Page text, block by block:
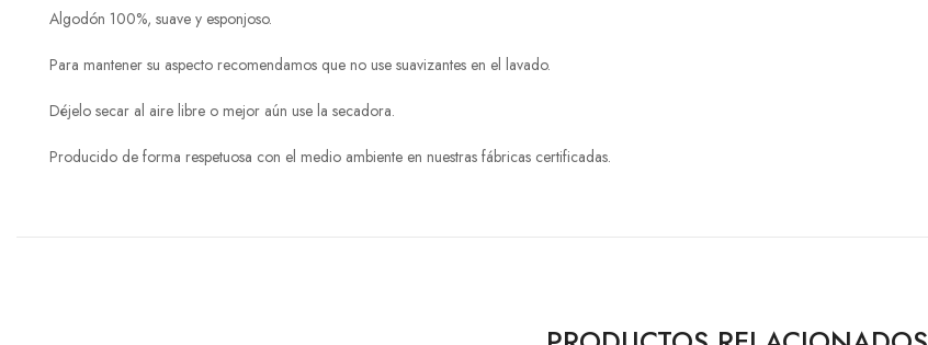
Algodón 100%, suave y esponjoso.
Para mantener su aspecto recomendamos que no use suavizantes en el lavado.
Déjelo secar al aire libre o mejor aún use la secadora.
Producido de forma respetuosa con el medio ambiente en nuestras fábricas certificadas.